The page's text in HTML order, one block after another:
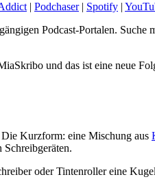
| Podchaser| Spotify |
Podcast-Portalen.
und das ist eine neue
Kurzform: eine Mischung aus
Schreibgeräten.
oder Tintenroller eine